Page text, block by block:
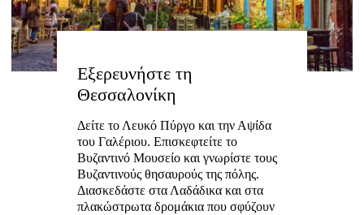
Εξερευνήστε τη
Θεσσαλονίκη
Δείτε το Λευκό Πύργο και την Αψίδα
του Γαλέριου. Επισκεφτείτε το
Βυζαντινό Μουσείο και γνωρίστε τους
Βυζαντινούς θησαυρούς της πόλης.
Διασκεδάστε στα Λαδάδικα και στα
πλακώστρωτα δρομάκια που σφύζουν